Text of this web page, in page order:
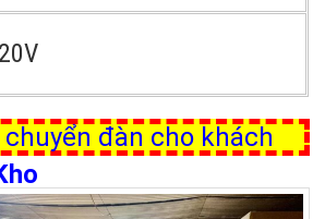
chuyển đàn cho khách